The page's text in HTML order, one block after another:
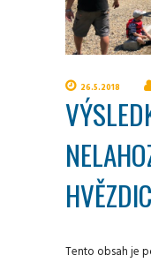
26.5.2018
Tento obsah je